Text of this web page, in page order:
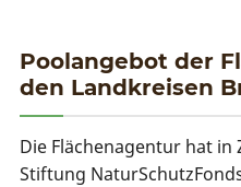
Poolangebot der
den Landkreisen
Die Flächenagentur hat
Stiftung